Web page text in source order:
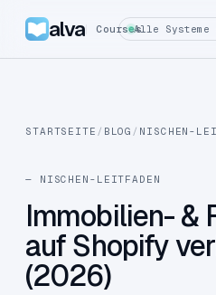
alva CoursesAlle
STARTSEITE / BLOG / NISCHEN-
— NISCHEN-LEITFADEN
Immobilien- &
auf Shopify
(2026)